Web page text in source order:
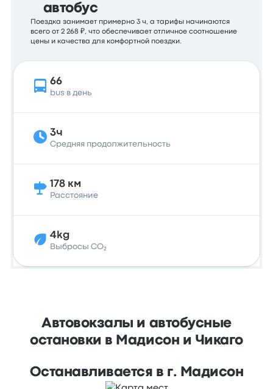
автобус
Поездка занимает примерно 3 ч, а тарифы начинаются
всего от 2 268 ₽, что обеспечивает отличное соотношение
цены и качества для комфортной поездки.
66
bus в день
3ч
Средняя продолжительность
178 км
Расстояние
4kg
Выбросы CO₂
Автовокзалы и автобусные
остановки в Мадисон и Чикаго
Останавливается в г. Мадисон